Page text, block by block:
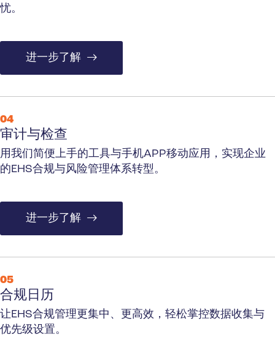
忧。
进一步了解
04
审计与检查
用我们简便上手的工具与手机APP移动应用，实现企业
的EHS合规与风险管理体系转型。
进一步了解
05
合规日历
让EHS合规管理更集中、更高效，轻松掌控数据收集与
优先级设置。